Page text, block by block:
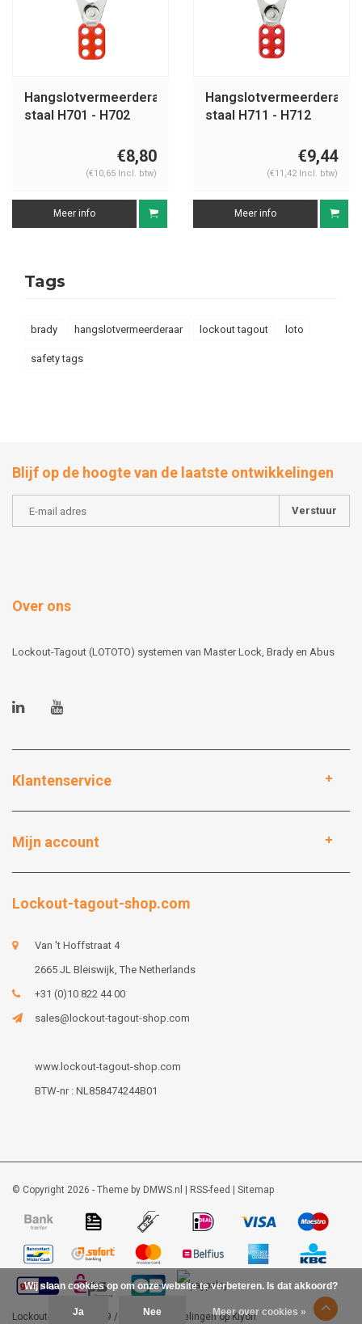
Hangslotvermeerderaar
staal H701 - H702
€8,80
(€10,65 Incl. btw)
Meer info
Hangslotvermeerderaar
staal H711 - H712
€9,44
(€11,42 Incl. btw)
Meer info
Tags
brady hangslotvermeerderaar lockout tagout loto
safety tags
Blijf op de hoogte van de laatste ontwikkelingen
Verstuur
Over ons
Lockout-Tagout (LOTOTO) systemen van Master Lock, Brady en Abus
Klantenservice
Mijn account
Lockout-tagout-shop.com
Van 't Hoffstraat 4
2665 JL Bleiswijk, The Netherlands
+31 (0)10 822 44 00
sales@lockout-tagout-shop.com
www.lockout-tagout-shop.com
BTW-nr : NL858474244B01
© Copyright 2026 - Theme by DMWS.nl RSS-feed Sitemap
Lockout-tagout-shop 9 / 48beoordelingen opKiyoh
Wij slaan cookies op om onze website te verbeteren. Is dat akkoord?
Ja Nee Meer over cookies »